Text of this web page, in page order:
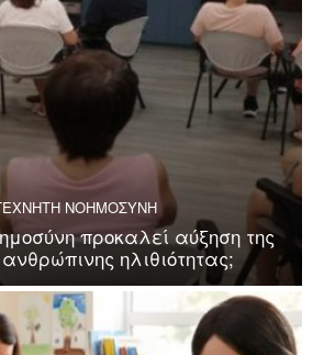
ΝΟΗΜΟΣΥΝΗ
προκαλεί αύξηση της
ηλιθιότητας;